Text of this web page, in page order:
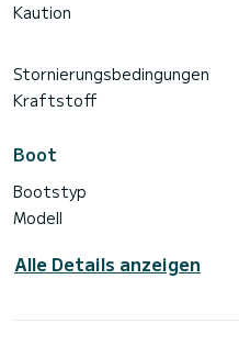
Kaution
Stornierungsbedingungen
Kraftstoff
Boot
Bootstyp
Modell
Alle Details anzeigen